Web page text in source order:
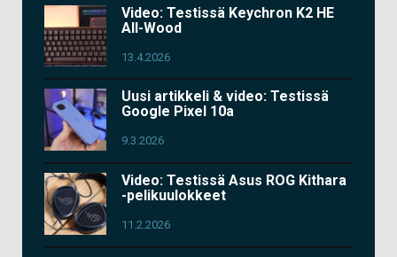
Video: Testissä Keychron K2 HE
All-Wood
13.4.2026
Uusi artikkeli & video: Testissä
Google Pixel 10a
9.3.2026
Video: Testissä Asus ROG Kithara
-pelikuulokkeet
11.2.2026